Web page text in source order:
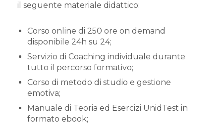
il seguente materiale didattico:
Corso online di 250 ore on demand
disponibile 24h su 24;
Servizio di Coaching individuale durante
tutto il percorso formativo;
Corso di metodo di studio e gestione
emotiva;
Manuale di Teoria ed Esercizi UnidTest in
formato ebook;